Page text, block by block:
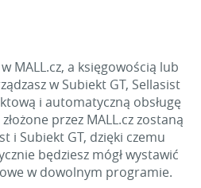
MALL.cz, a księgowością lub
w Subiekt GT, Sellasist
i automatyczną obsługę
przez MALL.cz zostaną
i Subiekt GT, dzięki czemu
będziesz mógł wystawić
w dowolnym programie.